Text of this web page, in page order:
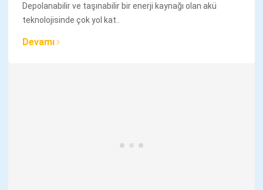
Depolanabilir ve taşınabilir bir enerji kaynağı olan akü
teknolojisinde çok yol kat..
Devamı